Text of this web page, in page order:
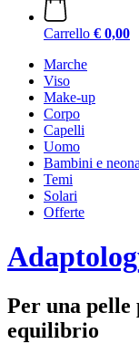
Carrello € 0,00
Marche
Viso
Make-up
Corpo
Capelli
Uomo
Bambini e
Temi
Solari
Offerte
Per una
equilibrio